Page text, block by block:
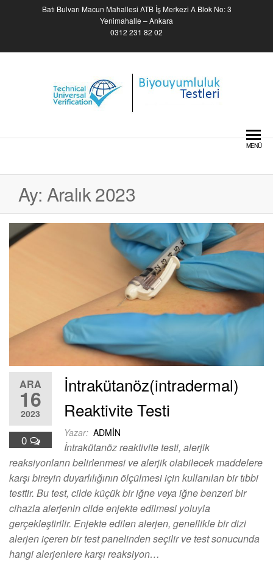
content
Batı Bulvarı Macun Mahallesi ATB İş Merkezi A Blok No: 3
Yenimahalle – Ankara
0312 231 82 02
MENÜ
Ay: Aralık 2023
ARA
16
2023
0
İntrakütanöz(intradermal)
Reaktivite Testi
Yazar: ADMIN
İntrakütanöz reaktivite testi, alerjik
reaksiyonların belirlenmesi ve alerjik olabilecek maddelere
karşı bireyin duyarlılığının ölçülmesi için kullanılan bir tıbbi
testtir. Bu test, cilde küçük bir iğne veya iğne benzeri bir
cihazla alerjenin cilde enjekte edilmesi yoluyla
gerçekleştirilir. Enjekte edilen alerjen, genellikle bir dizi
alerjen içeren bir test panelinden seçilir ve test sonucunda
hangi alerjenlere karşı reaksiyon…